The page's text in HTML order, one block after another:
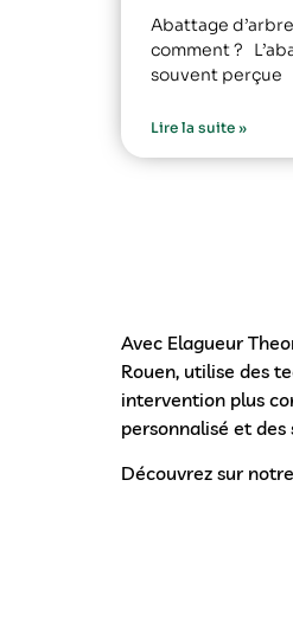
Abattage
comment ?
souvent perçue
Lire la suite »
Avec Elagueur
Rouen, utilise des
intervention plus
personnalisé et
Découvrez sur